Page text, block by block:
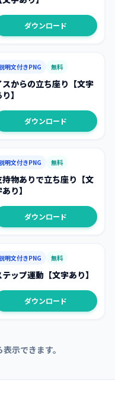
ダウンロード
明文付きPNG 無料
スからの立ち座り【文字
】
ダウンロード
明文付きPNG 無料
持物ありで立ち座り【文
り】
ダウンロード
明文付きPNG 無料
テップ運動【文字あり】
ダウンロード
示できます。